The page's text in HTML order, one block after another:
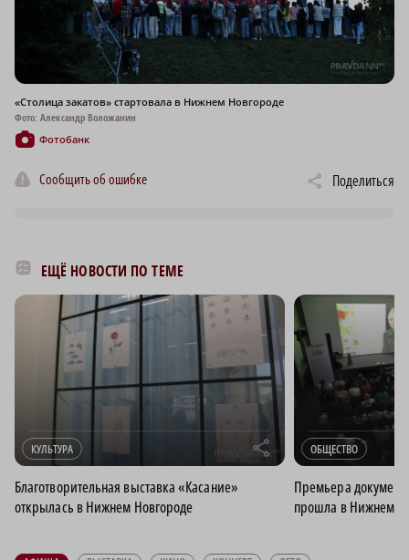
«Столица закатов» стартовала в Нижнем Новгороде
Фото: Александр Воложанин
Фотобанк
Сообщить об ошибке Поделиться
ЕЩЁ НОВОСТИ ПО ТЕМЕ
КУЛЬТУРА r
Благотворительная выставка «Касание»
открылась в Нижнем Новгороде
ОБЩЕСТВО
Премьера
прошла в Нижнем